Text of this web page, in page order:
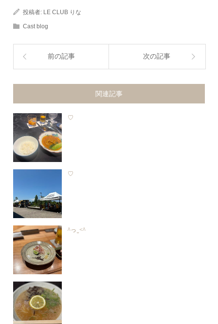
投稿者: LE CLUB りな
Cast blog
前の記事 次の記事
関連記事
♡
♡
^っ ̫ <^